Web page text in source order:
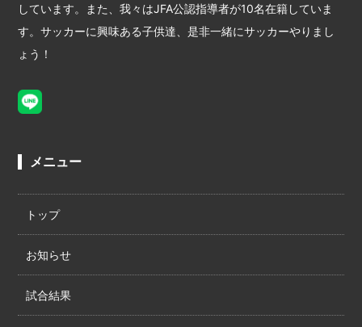
しています。また、我々はJFA公認指導者が10名在籍していま
す。サッカーに興味ある子供達、是非一緒にサッカーやりまし
ょう！
メニュー
トップ
お知らせ
試合結果